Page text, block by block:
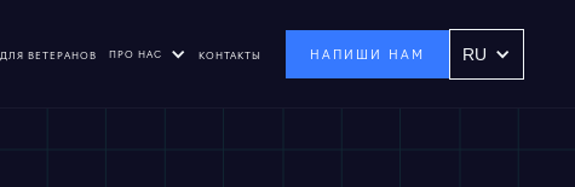
ДЛЯ ВЕТЕРАНОВ ПРО НАС КОНТАКТЫ НАПИШИ НАМ RU